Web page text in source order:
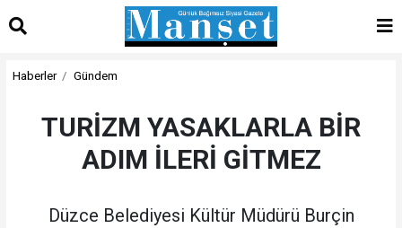
Haberler Gündem
TURİZM YASAKLARLA BİR
ADIM İLERİ GİTMEZ
Düzce Belediyesi Kültür Müdürü Burçin